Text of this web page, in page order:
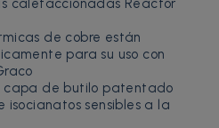
calefaccionadas Reactor
de cobre están
para su uso con
capa de butilo patentado
isocianatos sensibles a la